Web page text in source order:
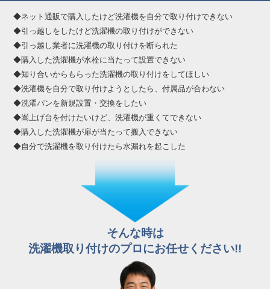
◆ネット通販で購入したけど洗濯機を自分で取り付けできない
◆引っ越しをしたけど洗濯機の取り付けができない
◆引っ越し業者に洗濯機の取り付けを断られた
◆購入した洗濯機が水栓に当たって設置できない
◆知り合いからもらった洗濯機の取り付けをしてほしい
◆洗濯機を自分で取り付けようとしたら、付属品が合わない
◆洗濯パンを新規設置・交換をしたい
◆嵩上げ台を付けたいけど、洗濯機が重くてできない
◆購入した洗濯機が扉が当たって搬入できない
◆自分で洗濯機を取り付けたら水漏れを起こした
そんな時は
洗濯機取り付けのプロにお任せください!!